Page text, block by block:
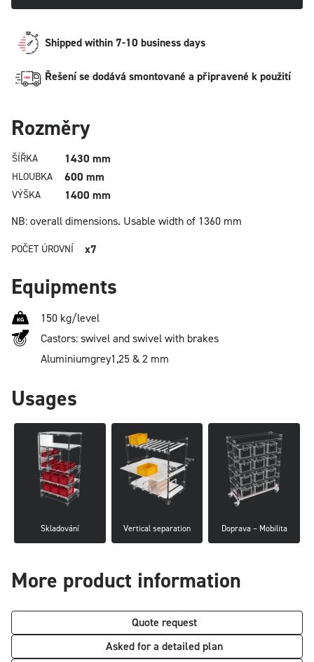
Shipped within 7-10 business days
Řešení se dodává smontované a připravené k použití
Rozměry
ŠÍŘKA 1430 mm
HLOUBKA 600 mm
VÝŠKA
1400 mm
NB: overall dimensions. Usable width of 1360 mm
POČET ÚROVNÍ x7
Equipments
150 kg/level
Castors: swivel and swivel with brakes
Aluminiumgrey1,25 & 2 mm
Usages
Skladování Vertical separation Doprava – Mobilita
More product information
Quote request
Asked for a detailed plan